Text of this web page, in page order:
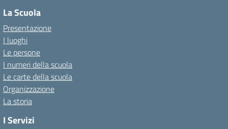
La Scuola
Presentazione
I luoghi
Le persone
I numeri della scuola
Le carte della scuola
Organizzazione
La storia
I Servizi